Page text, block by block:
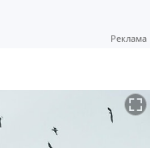
Реклама